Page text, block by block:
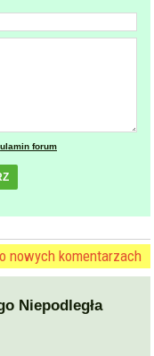
forum
nowych komentarzach
Niepodległa